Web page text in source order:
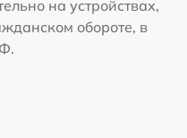
на устройствах,
обороте, в